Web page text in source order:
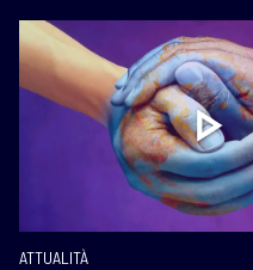
ATTUALITÀ